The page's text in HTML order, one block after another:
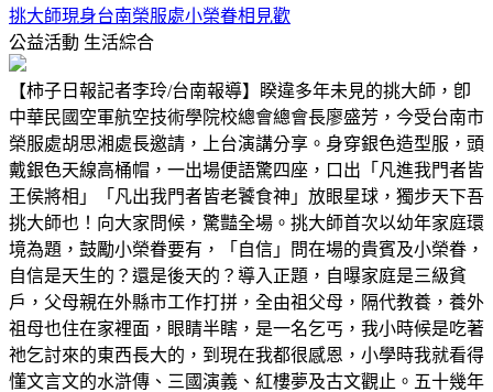
挑大師現身台南榮服處小榮眷相見歡
公益活動 生活綜合
【柿子日報記者李玲/台南報導】睽違多年未見的挑大師，卽
中華民國空軍航空技術學院校總會總會長廖盛芳，今受台南市
榮服處胡思湘處長邀請，上台演講分享。身穿銀色造型服，頭
戴銀色天線高桶帽，一出場便語驚四座，口出「凡進我門者皆
王侯將相」「凡出我門者皆老饕食神」放眼星球，獨步天下吾
挑大師也！向大家問候，驚豔全場。挑大師首次以幼年家庭環
境為題，鼓勵小榮眷要有，「自信」問在場的貴賓及小榮眷，
自信是天生的？還是後天的？導入正題，自曝家庭是三級貧
戶，父母親在外縣市工作打拼，全由祖父母，隔代教養，養外
祖母也住在家裡面，眼睛半瞎，是一名乞丐，我小時候是吃著
祂乞討來的東西長大的，到現在我都很感恩，小學時我就看得
懂文言文的水滸傳、三國演義、紅樓夢及古文觀止。五十幾年